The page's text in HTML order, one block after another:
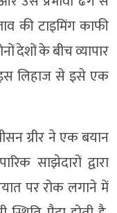
की टाइमिंग काफी
देशों के बीच व्यापार
लिहाज से इसे एक
ग्रीर ने एक बयान
साझेदारों द्वारा
पर रोक लगाने में